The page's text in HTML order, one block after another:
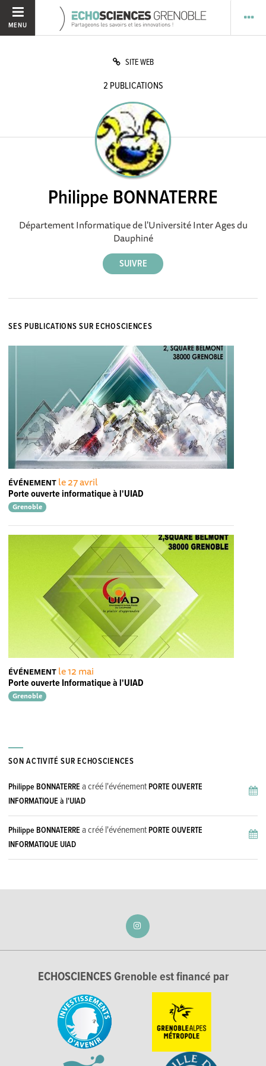
MENU
SITE WEB
2 PUBLICATIONS
Philippe BONNATERRE
Département Informatique de l'Université Inter Ages du
Dauphiné
SES PUBLICATIONS SUR ECHOSCIENCES
ÉVÉNEMENT le 27 avril
Porte ouverte informatique à l'UIAD
Grenoble
ÉVÉNEMENT le 12 mai
Porte ouverte Informatique à l'UIAD
Grenoble
SON ACTIVITÉ SUR ECHOSCIENCES
Philippe BONNATERRE a créé l'événementPORTE OUVERTE
INFORMATIQUE à l'UIAD
Philippe BONNATERRE a créé l'événementPORTE OUVERTE
INFORMATIQUE UIAD
ECHOSCIENCES Grenoble est financé par